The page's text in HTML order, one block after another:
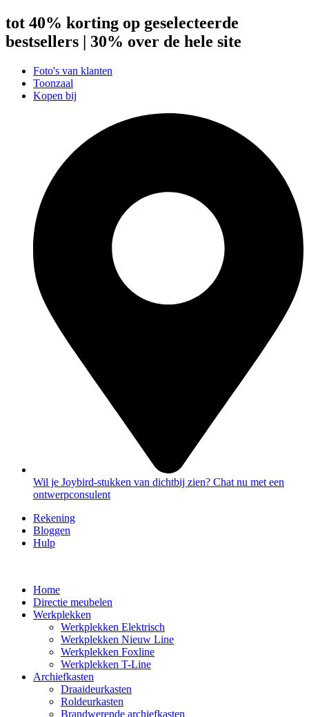
tot 40% korting op geselecteerde
bestsellers | 30% over de hele site
Foto's van klanten
Toonzaal
Kopen bij
Wil je Joybird-stukken van dichtbij zien? Chat nu met een
ontwerpconsulent
Rekening
Bloggen
Hulp
Home
Directie meubelen
Werkplekken
Werkplekken Elektrisch
Werkplekken Nieuw Line
Werkplekken Foxline
Werkplekken T-Line
Archiefkasten
Draaideurkasten
Roldeurkasten
Brandwerende archiefkasten